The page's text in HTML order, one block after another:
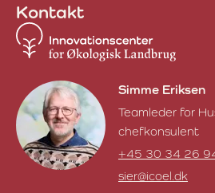
Kontakt
Simme Eriksen
Teamleder for
chefkonsulent
+45 30 34 26
sier@icoel.dk